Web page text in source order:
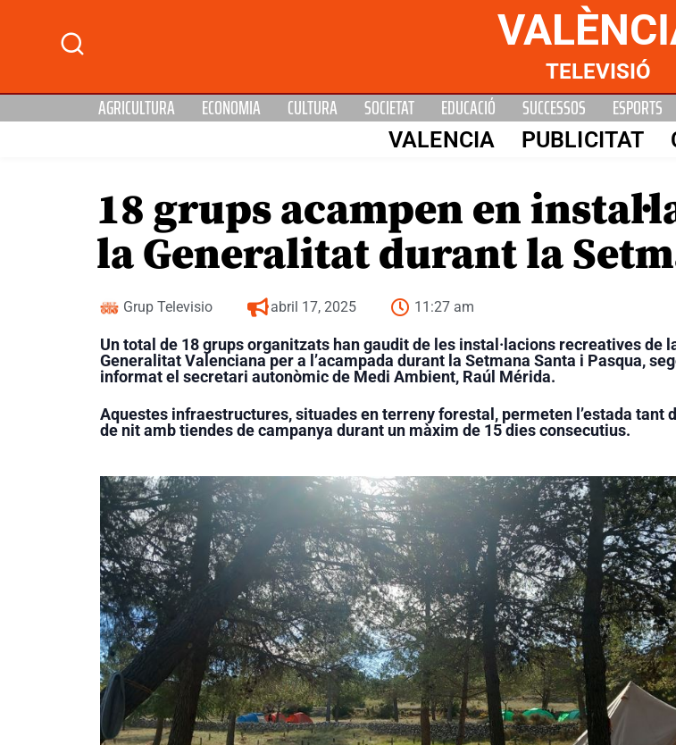
TELEVISIÓ
AGRICULTURA ECONOMIA CULTURA SOCIETAT EDUCACIÓ SUCCESSOS ESPORTS
VALENCIA PUBLICITAT
18 grups acampen en
la Generalitat durant la
Grup Televisio abril 17, 2025 11:27 am
Un total de 18 grups organitzats han gaudit de les instal·lacions recreatives de
Generalitat Valenciana per a l’acampada durant la Setmana Santa i Pasqua,
informat el secretari autonòmic de Medi Ambient, Raúl Mérida.
Aquestes infraestructures, situades en terreny forestal, permeten l’estada tant
de nit amb tiendes de campanya durant un màxim de 15 dies consecutius.